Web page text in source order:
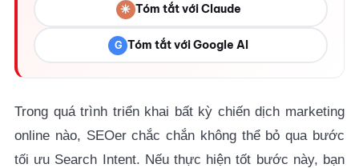
✳ Tóm tắt với Claude
G Tóm tắt với Google AI
Trong quá trình triển khai bất kỳ chiến dịch marketing
online nào, SEOer chắc chắn không thể bỏ qua bước
tối ưu Search Intent. Nếu thực hiện tốt bước này, bạn